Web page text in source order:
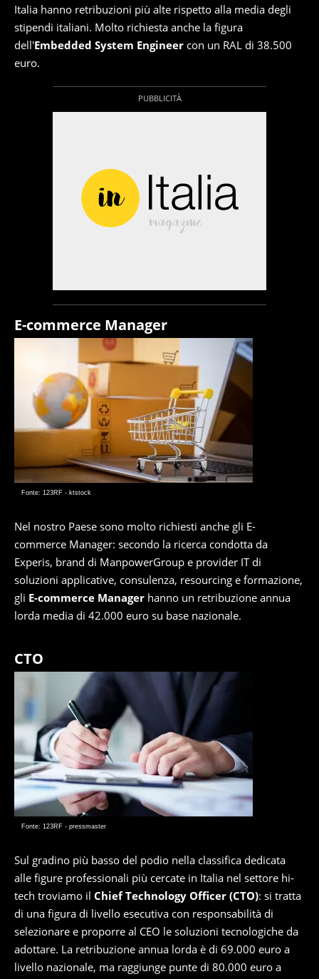
Italia hanno retribuzioni più alte rispetto alla media degli
stipendi italiani. Molto richiesta anche la figura
dell'Embedded System Engineer con un RAL di 38.500
euro.
E-commerce Manager
Fonte: 123RF - ktstock
Nel nostro Paese sono molto richiesti anche gli E-
commerce Manager: secondo la ricerca condotta da
Experis, brand di ManpowerGroup e provider IT di
soluzioni applicative, consulenza, resourcing e formazione,
gli E-commerce Manager hanno un retribuzione annua
lorda media di 42.000 euro su base nazionale.
CTO
Fonte: 123RF - pressmaster
Sul gradino più basso del podio nella classifica dedicata
alle figure professionali più cercate in Italia nel settore hi-
tech troviamo il Chief Technology Officer (CTO): si tratta
di una figura di livello esecutiva con responsabilità di
selezionare e proporre al CEO le soluzioni tecnologiche da
adottare. La retribuzione annua lorda è di 69.000 euro a
livello nazionale, ma raggiunge punte di 80.000 euro a